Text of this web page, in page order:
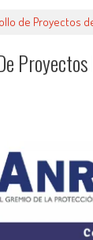
de Proyectos
Proyectos